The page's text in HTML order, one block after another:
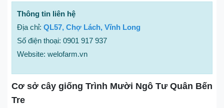
Thông tin liên hệ
Địa chỉ: QL57, Chợ Lách, Vĩnh Long
Số điện thoại: 0901 917 937
Website: welofarm.vn
Cơ sở cây giống Trình Mười Ngô Tư Quân Bến
Tre